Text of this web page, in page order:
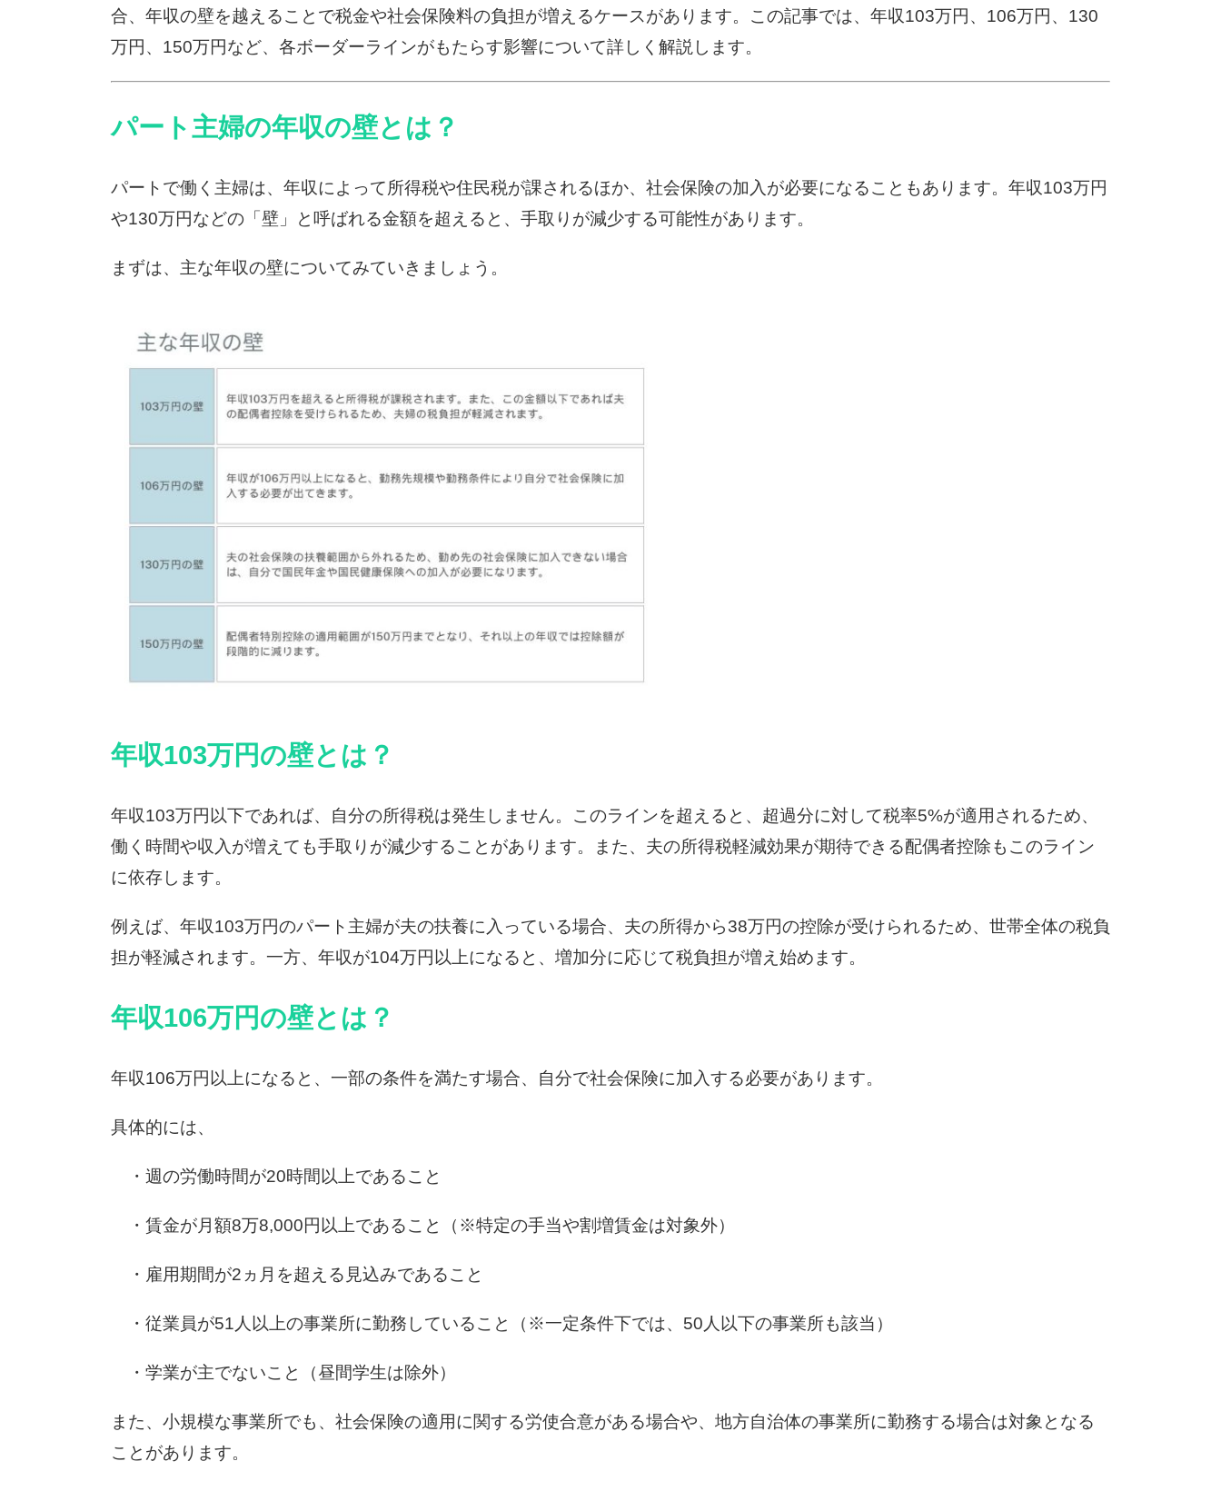
合、年収の壁を越えることで税金や社会保険料の負担が増えるケースがあります。この記事では、年収103万円、106万円、130
万円、150万円など、各ボーダーラインがもたらす影響について詳しく解説します。
パート主婦の年収の壁とは？
パートで働く主婦は、年収によって所得税や住民税が課されるほか、社会保険の加入が必要になることもあります。年収103万円
や130万円などの「壁」と呼ばれる金額を超えると、手取りが減少する可能性があります。
まずは、主な年収の壁についてみていきましょう。
年収103万円の壁とは？
年収103万円以下であれば、自分の所得税は発生しません。このラインを超えると、超過分に対して税率5%が適用されるため、
働く時間や収入が増えても手取りが減少することがあります。また、夫の所得税軽減効果が期待できる配偶者控除もこのライン
に依存します。
例えば、年収103万円のパート主婦が夫の扶養に入っている場合、夫の所得から38万円の控除が受けられるため、世帯全体の税負
担が軽減されます。一方、年収が104万円以上になると、増加分に応じて税負担が増え始めます。
年収106万円の壁とは？
年収106万円以上になると、一部の条件を満たす場合、自分で社会保険に加入する必要があります。
具体的には、
・週の労働時間が20時間以上であること
・賃金が月額8万8,000円以上であること（※特定の手当や割増賃金は対象外）
・雇用期間が2ヵ月を超える見込みであること
・従業員が51人以上の事業所に勤務していること（※一定条件下では、50人以下の事業所も該当）
・学業が主でないこと（昼間学生は除外）
また、小規模な事業所でも、社会保険の適用に関する労使合意がある場合や、地方自治体の事業所に勤務する場合は対象となる
ことがあります。